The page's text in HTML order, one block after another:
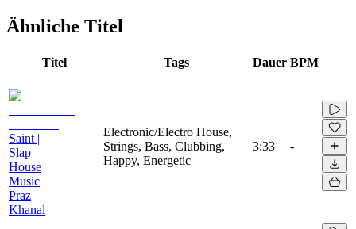
Ähnliche Titel
Titel Tags Dauer BPM
Saint |
Slap
House
Music
Praz
Khanal
Electronic/Electro House,
Strings, Bass, Clubbing,
Happy, Energetic
3:33 -